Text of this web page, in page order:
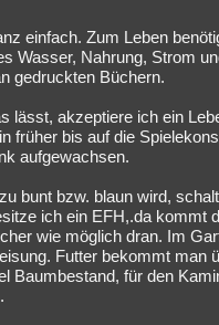
einfach. Zum Leben
Wasser, Nahrung, Strom
gedruckten Büchern.
lässt, akzeptiere ich ein
früher bis auf die
aufgewachsen.
bunt bzw. blaun wird,
ich ein EFH,.da kommt
wie möglich dran. Im
Futter bekommt man
Baumbestand, für den